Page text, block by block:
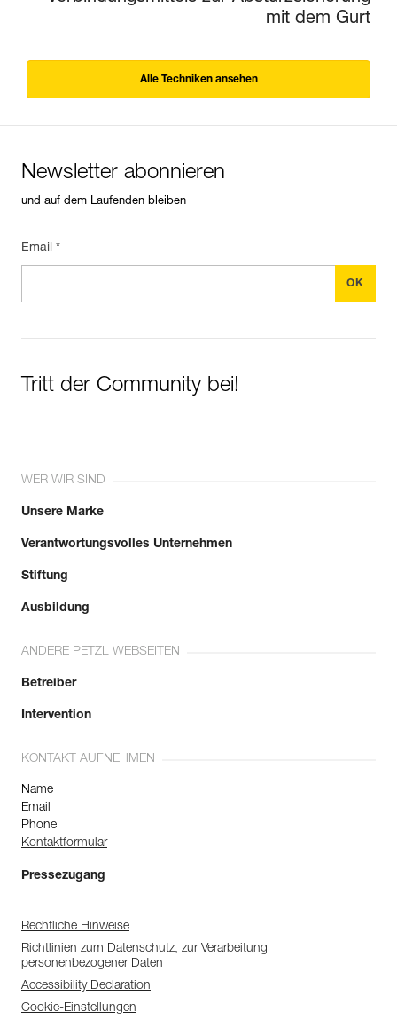
mit dem Gurt
Alle Techniken ansehen
Newsletter abonnieren
und auf dem Laufenden bleiben
Email *
Tritt der Community bei!
WER WIR SIND
Unsere Marke
Verantwortungsvolles Unternehmen
Stiftung
Ausbildung
ANDERE PETZL WEBSEITEN
Betreiber
Intervention
KONTAKT AUFNEHMEN
Name
Email
Phone
Kontaktformular
Pressezugang
Rechtliche Hinweise
Richtlinien zum Datenschutz, zur Verarbeitung
personenbezogener Daten
Accessibility Declaration
Cookie-Einstellungen